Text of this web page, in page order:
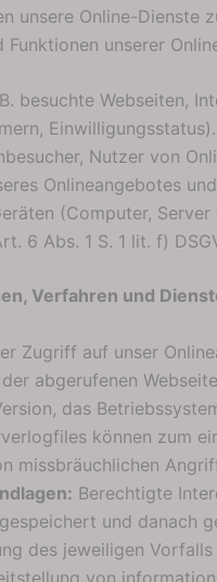
unsere Online-
unserer
besuchte Webseiten,
Einwilligungsstatus).
Nutzer von
Onlineangebotes
(Computer,
6 Abs. 1 S. 1 lit. f)
Verfahren und
Zugriff auf unser
abgerufenen
das
können zum
missbräuchlichen
Berechtigte
und danach
des jeweiligen
von